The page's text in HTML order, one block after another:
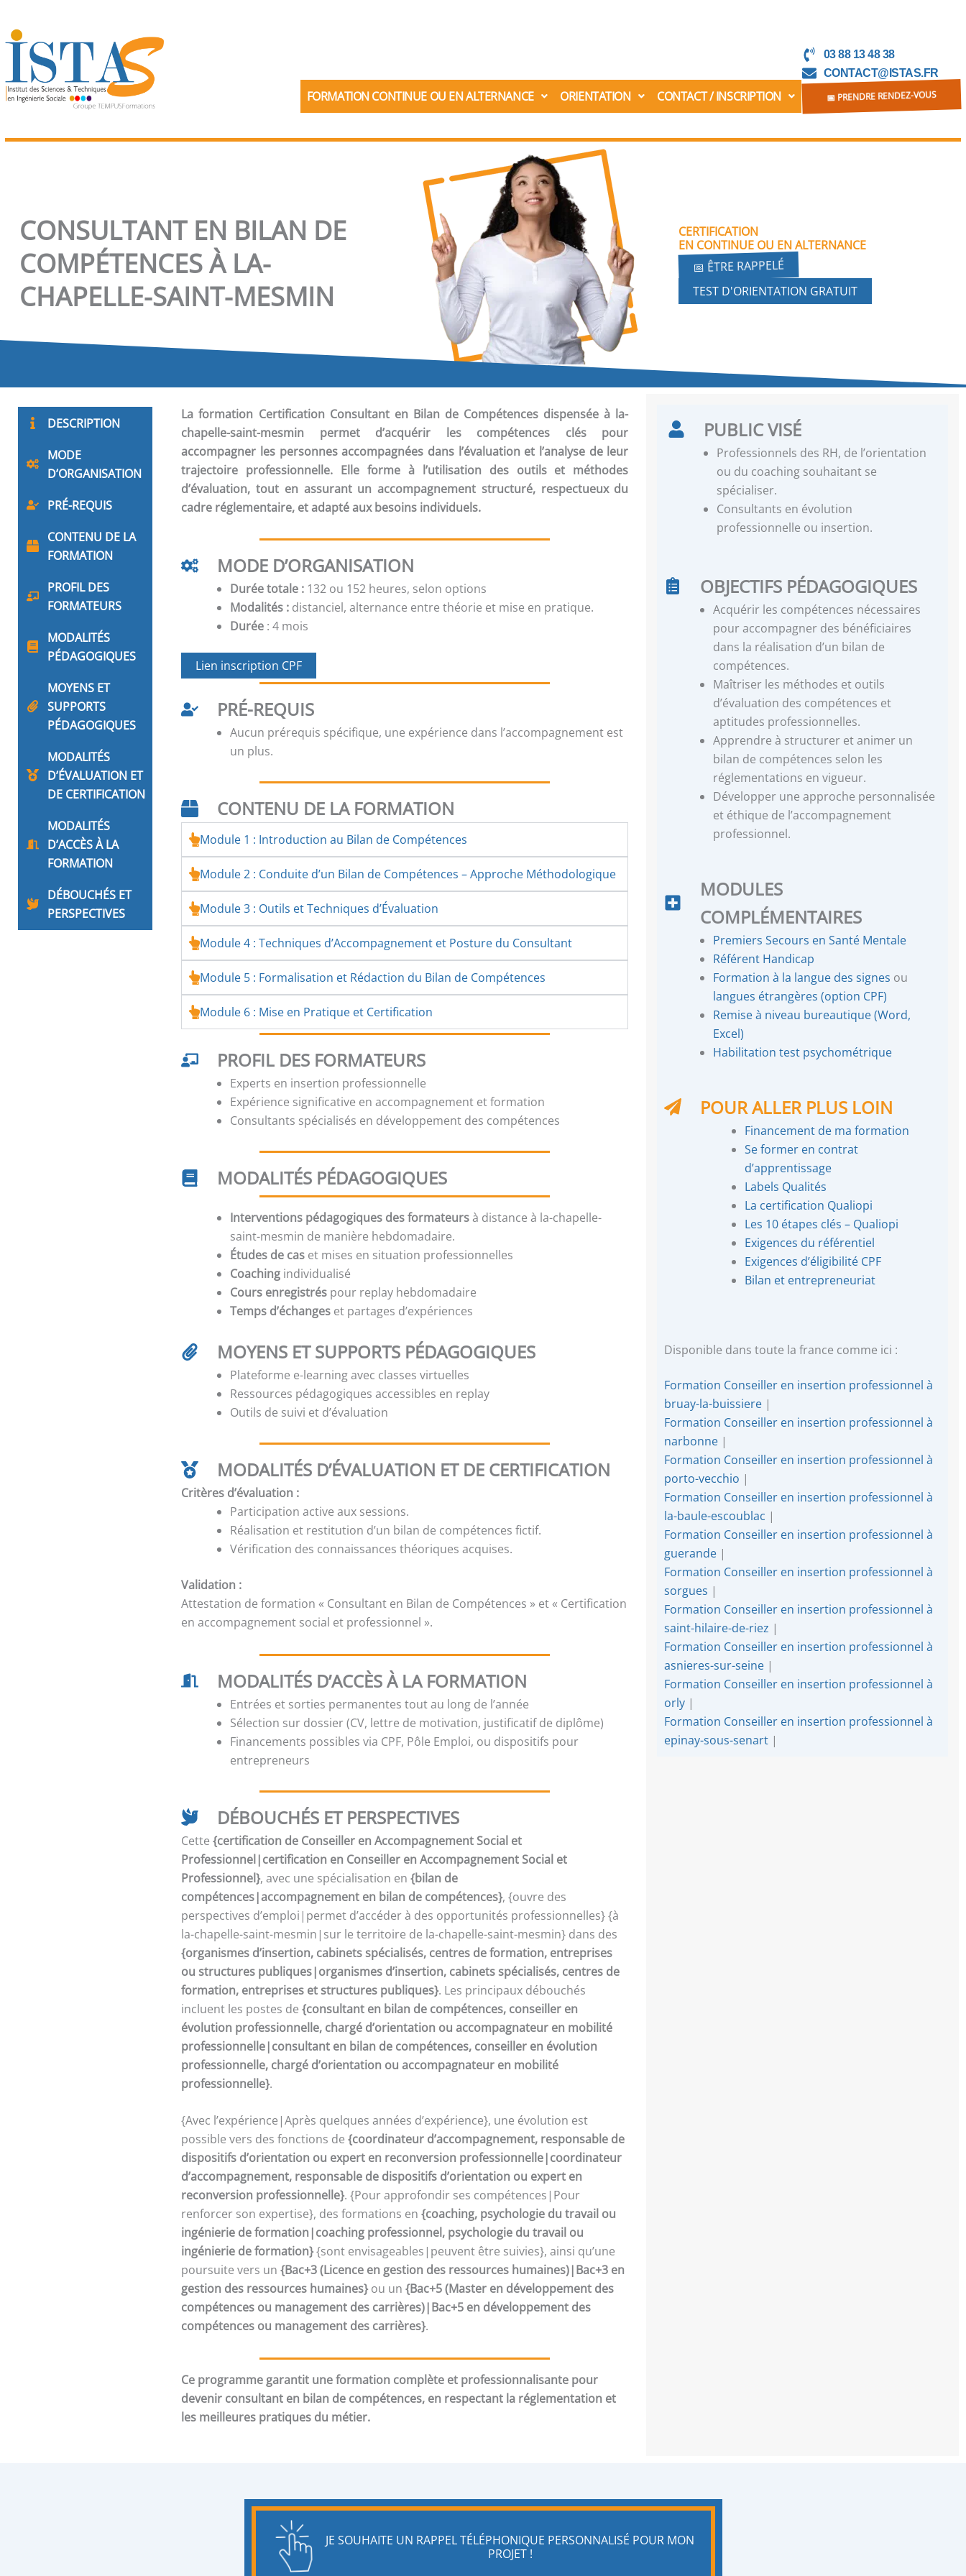
au
contenu
FORMATION CONTINUE OU EN ALTERNANCE ORIENTATION CONTACT / INSCRIPTION
03 88 13 48 38
CONTACT@ISTAS.FR
📅 PRENDRE RENDEZ-VOUS
CONSULTANT EN BILAN DE
COMPÉTENCES À LA-
CHAPELLE-SAINT-MESMIN
CERTIFICATION
EN CONTINUE OU EN ALTERNANCE
📅 ÊTRE RAPPELÉ
TEST D'ORIENTATION GRATUIT
DESCRIPTION
MODE
D’ORGANISATION
PRÉ-REQUIS
CONTENU DE LA
FORMATION
PROFIL DES
FORMATEURS
MODALITÉS
PÉDAGOGIQUES
MOYENS ET
SUPPORTS
PÉDAGOGIQUES
MODALITÉS
D’ÉVALUATION ET
DE CERTIFICATION
MODALITÉS
D’ACCÈS À LA
FORMATION
DÉBOUCHÉS ET
PERSPECTIVES
La formation Certification Consultant en Bilan de Compétences dispensée à la-
chapelle-saint-mesmin permet d’acquérir les compétences clés pour
accompagner les personnes accompagnées dans l’évaluation et l’analyse de leur
trajectoire professionnelle. Elle forme à l’utilisation des outils et méthodes
d’évaluation, tout en assurant un accompagnement structuré, respectueux du
cadre réglementaire, et adapté aux besoins individuels.
MODE D’ORGANISATION
Durée totale : 132 ou 152 heures, selon options
Modalités : distanciel, alternance entre théorie et mise en pratique.
Durée : 4 mois
Lien inscription CPF
PRÉ-REQUIS
Aucun prérequis spécifique, une expérience dans l’accompagnement est
un plus.
CONTENU DE LA FORMATION
Module 1 : Introduction au Bilan de Compétences
Module 2 : Conduite d’un Bilan de Compétences – Approche Méthodologique
Module 3 : Outils et Techniques d’Évaluation
Module 4 : Techniques d’Accompagnement et Posture du Consultant
Module 5 : Formalisation et Rédaction du Bilan de Compétences
Module 6 : Mise en Pratique et Certification
PROFIL DES FORMATEURS
Experts en insertion professionnelle
Expérience significative en accompagnement et formation
Consultants spécialisés en développement des compétences
MODALITÉS PÉDAGOGIQUES
Interventions pédagogiques des formateursà distance à la-chapelle-
saint-mesmin de manière hebdomadaire.
Études de cas et mises en situation professionnelles
Coaching individualisé
Cours enregistrés pour replay hebdomadaire
Temps d’échanges et partages d’expériences
MOYENS ET SUPPORTS PÉDAGOGIQUES
Plateforme e-learning avec classes virtuelles
Ressources pédagogiques accessibles en replay
Outils de suivi et d’évaluation
MODALITÉS D’ÉVALUATION ET DE CERTIFICATION
Critères d’évaluation :
Participation active aux sessions.
Réalisation et restitution d’un bilan de compétences fictif.
Vérification des connaissances théoriques acquises.
Validation :
Attestation de formation « Consultant en Bilan de Compétences » et « Certification
en accompagnement social et professionnel ».
MODALITÉS D’ACCÈS À LA FORMATION
Entrées et sorties permanentes tout au long de l’année
Sélection sur dossier (CV, lettre de motivation, justificatif de diplôme)
Financements possibles via CPF, Pôle Emploi, ou dispositifs pour
entrepreneurs
DÉBOUCHÉS ET PERSPECTIVES
Cette{certification de Conseiller en Accompagnement Social et
Professionnel|certification en Conseiller en Accompagnement Social et
Professionnel}, avec une spécialisation en{bilan de
compétences|accompagnement en bilan de compétences}, {ouvre des
perspectives d’emploi|permet d’accéder à des opportunités professionnelles} {à
la-chapelle-saint-mesmin|sur le territoire de la-chapelle-saint-mesmin} dans des
{organismes d’insertion, cabinets spécialisés, centres de formation, entreprises
ou structures publiques|organismes d’insertion, cabinets spécialisés, centres de
formation, entreprises et structures publiques}. Les principaux débouchés
incluent les postes de{consultant en bilan de compétences, conseiller en
évolution professionnelle, chargé d’orientation ou accompagnateur en mobilité
professionnelle|consultant en bilan de compétences, conseiller en évolution
professionnelle, chargé d’orientation ou accompagnateur en mobilité
professionnelle}.
{Avec l’expérience|Après quelques années d’expérience}, une évolution est
possible vers des fonctions de{coordinateur d’accompagnement, responsable de
dispositifs d’orientation ou expert en reconversion professionnelle|coordinateur
d’accompagnement, responsable de dispositifs d’orientation ou expert en
reconversion professionnelle}. {Pour approfondir ses compétences|Pour
renforcer son expertise}, des formations en{coaching, psychologie du travail ou
ingénierie de formation|coaching professionnel, psychologie du travail ou
ingénierie de formation}{sont envisageables|peuvent être suivies}, ainsi qu’une
poursuite vers un{Bac+3 (Licence en gestion des ressources humaines)|Bac+3 en
gestion des ressources humaines}ou un{Bac+5 (Master en développement des
compétences ou management des carrières)|Bac+5 en développement des
compétences ou management des carrières}.
Ce programme garantit une formation complète et professionnalisante pour
devenir consultant en bilan de compétences, en respectant la réglementation et
les meilleures pratiques du métier.
PUBLIC VISÉ
Professionnels des RH, de l’orientation
ou du coaching souhaitant se
spécialiser.
Consultants en évolution
professionnelle ou insertion.
OBJECTIFS PÉDAGOGIQUES
Acquérir les compétences nécessaires
pour accompagner des bénéficiaires
dans la réalisation d’un bilan de
compétences.
Maîtriser les méthodes et outils
d’évaluation des compétences et
aptitudes professionnelles.
Apprendre à structurer et animer un
bilan de compétences selon les
réglementations en vigueur.
Développer une approche personnalisée
et éthique de l’accompagnement
professionnel.
MODULES
COMPLÉMENTAIRES
Premiers Secours en Santé Mentale
Référent Handicap
Formation à la langue des signes ou
langues étrangères (option CPF)
Remise à niveau bureautique (Word,
Excel)
Habilitation test psychométrique
POUR ALLER PLUS LOIN
Financement de ma formation
Se former en contrat
d’apprentissage
Labels Qualités
La certification Qualiopi
Les 10 étapes clés – Qualiopi
Exigences du référentiel
Exigences d’éligibilité CPF
Bilan et entrepreneuriat
Disponible dans toute la france comme ici :
Formation Conseiller en insertion professionnel à
bruay-la-buissiere |
Formation Conseiller en insertion professionnel à
narbonne |
Formation Conseiller en insertion professionnel à
porto-vecchio |
Formation Conseiller en insertion professionnel à
la-baule-escoublac |
Formation Conseiller en insertion professionnel à
guerande |
Formation Conseiller en insertion professionnel à
sorgues |
Formation Conseiller en insertion professionnel à
saint-hilaire-de-riez |
Formation Conseiller en insertion professionnel à
asnieres-sur-seine |
Formation Conseiller en insertion professionnel à
orly |
Formation Conseiller en insertion professionnel à
epinay-sous-senart |
JE SOUHAITE UN RAPPEL TÉLÉPHONIQUE PERSONNALISÉ POUR MON
PROJET !